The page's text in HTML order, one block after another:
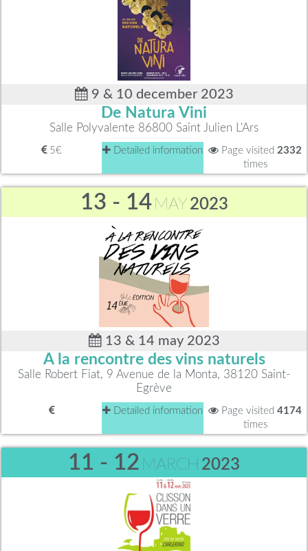
9 & 10 december 2023
De Natura Vini
Salle Polyvalente 86800 Saint Julien L'Ars
5€ Detailed information Page visited 2332
times
13 - 14 MAY 2023
13 & 14 may 2023
A la rencontre des vins naturels
Salle Robert Fiat, 9 Avenue de la Monta, 38120 Saint-
Egrève
Detailed information Page visited 4174
times
11 - 12 MARCH 2023